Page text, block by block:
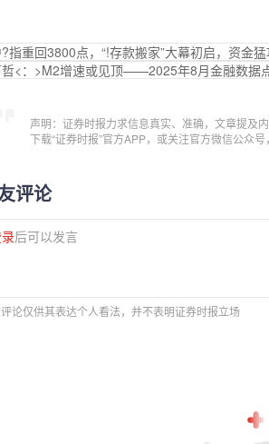
指重回3800点，“!存款搬家”大幕初启，资金
哲<：>M2增速或见顶——2025年8月金融数据
声明：证券时报力求信息真实、准确，文章提及
下载“证券时报”官方APP，或关注官方微信公众
评论
后可以发言
论仅供其表达个人看法，并不表明证券时报立场